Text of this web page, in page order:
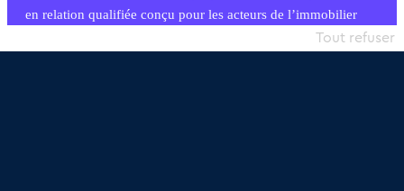
en relation qualifiée conçu pour les acteurs de l’immobilier
commercial et les collectivités territoriales, simple et intégrant
Tout refuser